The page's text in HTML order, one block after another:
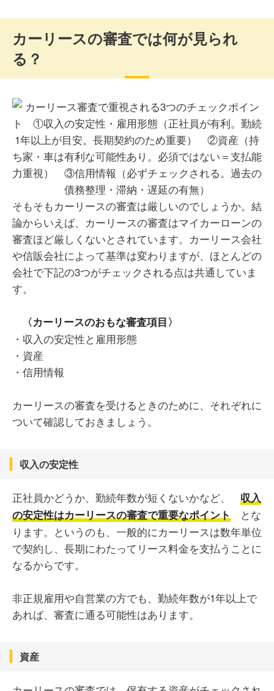
カーリースの審査では何が見られ
る？
そもそもカーリースの審査は厳しいのでしょうか。結
論からいえば、カーリースの審査はマイカーローンの
審査ほど厳しくないとされています。カーリース会社
や信販会社によって基準は変わりますが、ほとんどの
会社で下記の3つがチェックされる点は共通していま
す。
〈カーリースのおもな審査項目〉
・収入の安定性と雇用形態
・資産
・信用情報
カーリースの審査を受けるときのために、それぞれに
ついて確認しておきましょう。
収入の安定性
正社員かどうか、勤続年数が短くないかなど、
収入
の安定性はカーリースの審査で重要なポイント
とな
ります。というのも、一般的にカーリースは数年単位
で契約し、長期にわたってリース料金を支払うことに
なるからです。
非正規雇用や自営業の方でも、勤続年数が1年以上で
あれば、審査に通る可能性はあります。
資産